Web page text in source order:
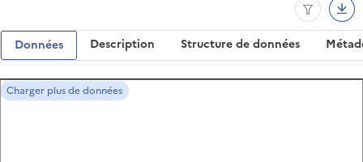
Données Description Structure de données
Charger plus de données